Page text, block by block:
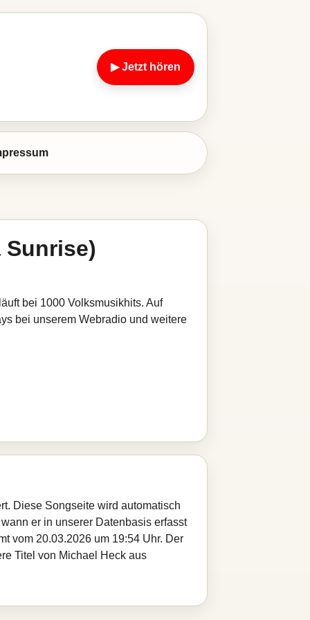
▶ Jetzt hören
Sunrise)
bei 1000 Volksmusikhits. Auf
bei unserem Webradio und weitere
Diese Songseite wird automatisch
er in unserer Datenbasis erfasst
vom 20.03.2026 um 19:54 Uhr. Der
Titel von Michael Heck aus